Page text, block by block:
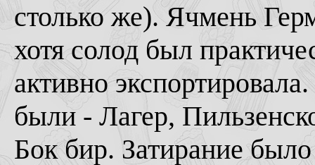
столько же). Ячмень
хотя солод был
активно
были - Лагер,
Бок бир. Затирание